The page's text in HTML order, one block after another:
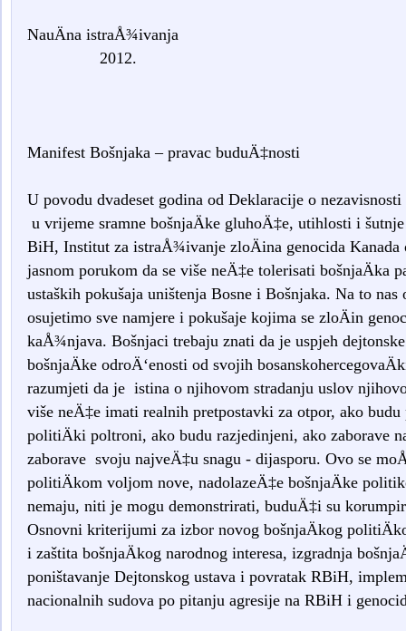
NauÄna
2012.
Manifest Bošnjaka – pravac buduÄ‡nosti
U povodu dvadeset godina od Deklaracije o
u vrijeme sramne bošnjaÄke gluhoÄ‡e, utihlosti i
BiH, Institut za istraÅ¾ivanje zloÄina genocida
jasnom porukom da se više neÄ‡e tolerisati bošnjaÄka
ustaških pokušaja uništenja Bosne i Bošnjaka. Na to
osujetimo sve namjere i pokušaje kojima se zloÄin
kaÅ¾njava. Bošnjaci trebaju znati da je uspjeh
bošnjaÄke odroÄ‘enosti od svojih
razumjeti da je istina o njihovom stradanju uslov
više neÄ‡e imati realnih pretpostavki za otpor, ako
politiÄki poltroni, ako budu razjedinjeni, ako zaborave
zaborave svoju najveÄ‡u snagu - dijasporu. Ovo se
politiÄkom voljom nove, nadolazeÄ‡e bošnjaÄke
nemaju, niti je mogu demonstrirati, buduÄ‡i su
Osnovni kriterijumi za izbor novog bošnjaÄkog
i zaštita bošnjaÄkog narodnog interesa, izgradnja
poništavanje Dejtonskog ustava i povratak RBiH,
nacionalnih sudova po pitanju agresije na RBiH i